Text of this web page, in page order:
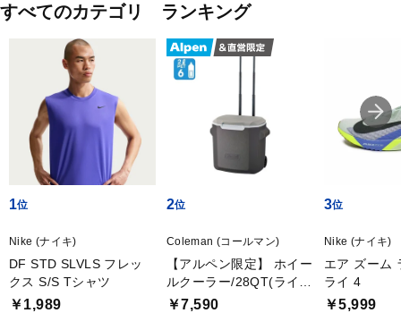
すべてのカテゴリ ランキング
1
Nike (ナイキ)
DF STD SLVLS フレッ
クス S/S Tシャツ
￥1,989
2
Coleman (コールマン)
【アルペン限定】 ホイー
ルクーラー/28QT(ライト
グレー)
￥7,590
3
Nike (ナイキ)
エア ズーム
ライ 4
￥5,999